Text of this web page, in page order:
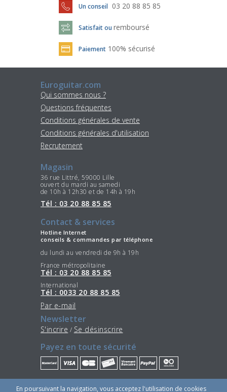
Un conseil 03 20 88 85 85
Satisfait ou remboursé
Paiement 100% sécurisé
Euroguitar.com
Qui sommes nous ?
Questions fréquentes
Conditions générales de vente
Conditions générales d'utilisation
Recrutement
Magasin
36 rue Littré, 59000 Lille
ouvert du mardi au samedi
de 10h à 12h30 et de 14h à 19h
Tél : 03 20 88 85 85
Contact & services
Hotline Internet
conseils & commandes par téléphone
du lundi au vendredi de 9h à 19h
France métropolitaine
Tél : 03 20 88 85 85
International
Tél : 0033 20 88 85 85
Par e-mail
Newsletter
S'incrire / Se désinscrire
Payez en toute sécurité
Restez connectés
En poursuivant la navigation, vous acceptez l'utilisation de cookies